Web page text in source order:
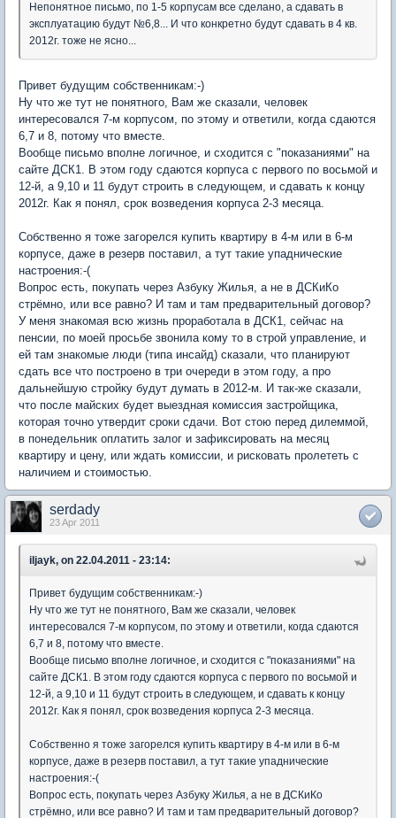
Непонятное письмо, по 1-5 корпусам все сделано, а сдавать в
эксплуатацию будут №6,8... И что конкретно будут сдавать в 4 кв.
2012г. тоже не ясно...
Привет будущим собственникам:-)
Ну что же тут не понятного, Вам же сказали, человек
интересовался 7-м корпусом, по этому и ответили, когда сдаются
6,7 и 8, потому что вместе.
Вообще письмо вполне логичное, и сходится с "показаниями" на
сайте ДСК1. В этом году сдаются корпуса с первого по восьмой и
12-й, а 9,10 и 11 будут строить в следующем, и сдавать к концу
2012г. Как я понял, срок возведения корпуса 2-3 месяца.
Собственно я тоже загорелся купить квартиру в 4-м или в 6-м
корпусе, даже в резерв поставил, а тут такие упаднические
настроения:-(
Вопрос есть, покупать через Азбуку Жилья, а не в ДСКиКо
стрёмно, или все равно? И там и там предварительный договор?
У меня знакомая всю жизнь проработала в ДСК1, сейчас на
пенсии, по моей просьбе звонила кому то в строй управление, и
ей там знакомые люди (типа инсайд) сказали, что планируют
сдать все что построено в три очереди в этом году, а про
дальнейшую стройку будут думать в 2012-м. И так-же сказали,
что после майских будет выездная комиссия застройщика,
которая точно утвердит сроки сдачи. Вот стою перед дилеммой,
в понедельник оплатить залог и зафиксировать на месяц
квартиру и цену, или ждать комиссии, и рисковать пролететь с
наличием и стоимостью.
serdady
23 Apr 2011
iljayk, on 22.04.2011 - 23:14:
Привет будущим собственникам:-)
Ну что же тут не понятного, Вам же сказали, человек
интересовался 7-м корпусом, по этому и ответили, когда сдаются
6,7 и 8, потому что вместе.
Вообще письмо вполне логичное, и сходится с "показаниями" на
сайте ДСК1. В этом году сдаются корпуса с первого по восьмой и
12-й, а 9,10 и 11 будут строить в следующем, и сдавать к концу
2012г. Как я понял, срок возведения корпуса 2-3 месяца.
Собственно я тоже загорелся купить квартиру в 4-м или в 6-м
корпусе, даже в резерв поставил, а тут такие упаднические
настроения:-(
Вопрос есть, покупать через Азбуку Жилья, а не в ДСКиКо
стрёмно, или все равно? И там и там предварительный договор?